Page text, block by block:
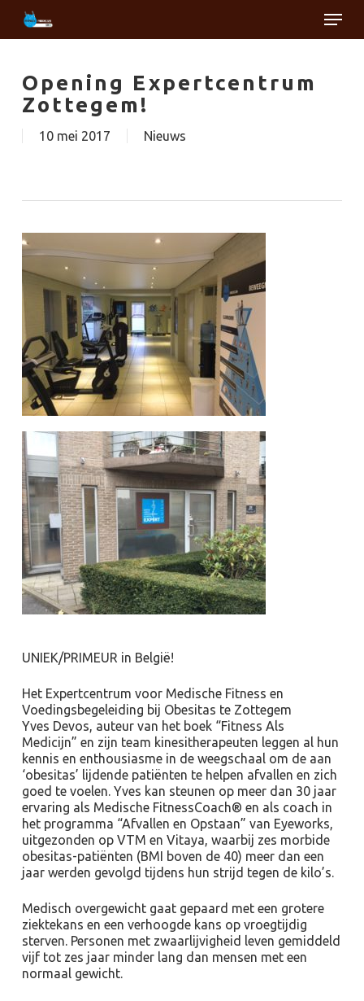
main
Menu
Opening Expertcentrum
Zottegem!
10 mei 2017 Nieuws
UNIEK/PRIMEUR in België!
Het Expertcentrum voor Medische Fitness en
Voedingsbegeleiding bij Obesitas te Zottegem
Yves Devos, auteur van het boek “Fitness Als
Medicijn” en zijn team kinesitherapeuten leggen al hun
kennis en enthousiasme in de weegschaal om de aan
‘obesitas’ lijdende patiënten te helpen afvallen en zich
goed te voelen. Yves kan steunen op meer dan 30 jaar
ervaring als Medische FitnessCoach® en als coach in
het programma “Afvallen en Opstaan” van Eyeworks,
uitgezonden op VTM en Vitaya, waarbij zes morbide
obesitas-patiënten (BMI boven de 40) meer dan een
jaar werden gevolgd tijdens hun strijd tegen de kilo’s.
Medisch overgewicht gaat gepaard met een grotere
ziektekans en een verhoogde kans op vroegtijdig
sterven. Personen met zwaarlijvigheid leven gemiddeld
vijf tot zes jaar minder lang dan mensen met een
normaal gewicht.